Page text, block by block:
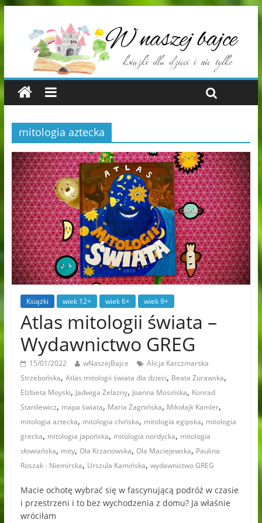
mitologia aztecka
Książki wiek 12+ wiek 6+ wiek 9+
Atlas mitologii świata –
Wydawnictwo GREG
15/01/2022 wNaszejBajce
Alicja Karczmarska
Strzebońska, Atlas mitologii świata dla dzieci, Beata Żurawska,
Elżbieta Moyski, Jadwiga Żelazny, Joanna Mosińska, Konrad
Stanilewicz, mapa świata, Maria Zagnińska, Mikołajk Kamler,
mitologia aztecka, mitologia chińska, mitologia egipska, mitologia
grecka, mitologia japońska, mitologia nordycka, mitologia
słowiańska, mity, Ola Krzanowska, Ola Maciejewska, Paulina
Roszak - Niemirska, Urszula Kamińska, wydawnictwo GREG
Macie ochotę wybrać się w fascynującą podróż w czasie
i przestrzeni i to bez wychodzenia z domu? Ja właśnie
wróciłam